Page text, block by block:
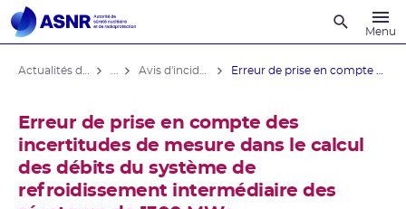
Menu
Erreur de prise en compte des
incertitudes de mesure dans le calcul
des débits du système de
refroidissement intermédiaire des